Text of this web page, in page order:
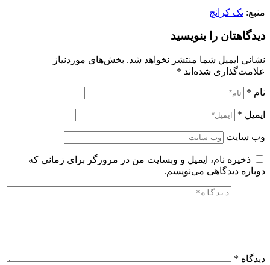
منبع: تک کرانچ
دیدگاهتان را بنویسید
نشانی ایمیل شما منتشر نخواهد شد. بخش‌های موردنیاز
علامت‌گذاری شده‌اند *
نام *
ایمیل *
وب‌ سایت
ذخیره نام، ایمیل و وبسایت من در مرورگر برای زمانی که
دوباره دیدگاهی می‌نویسم.
دیدگاه *